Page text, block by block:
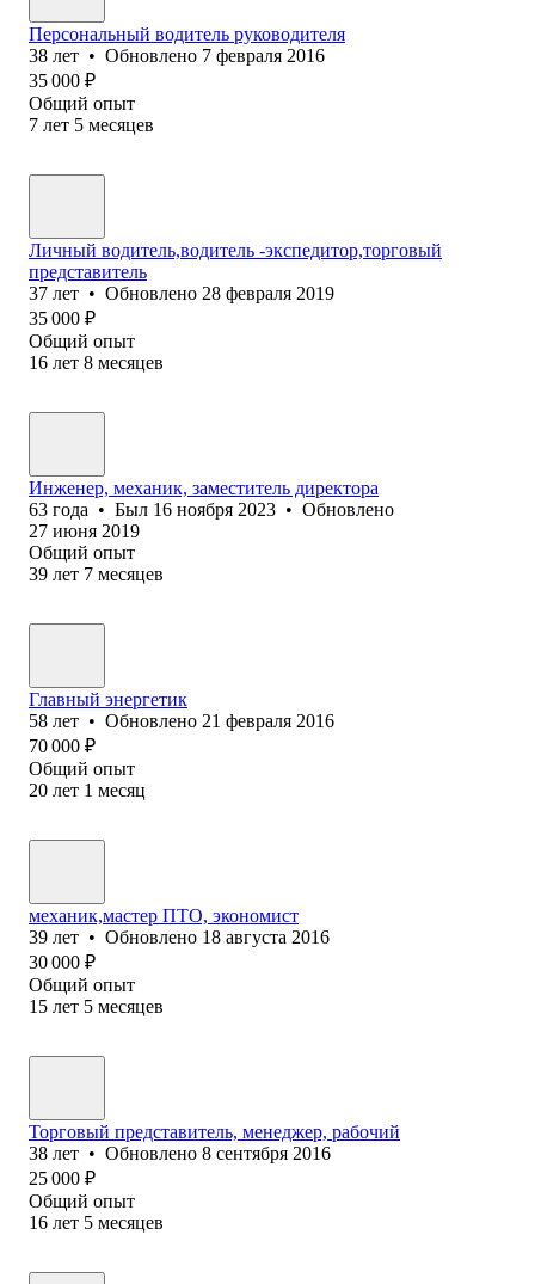
Персональный водитель руководителя
38 лет • Обновлено 7 февраля 2016
35 000 ₽
Общий опыт
7 лет 5 месяцев
Личный водитель,водитель -экспедитор,торговый
представитель
37 лет • Обновлено 28 февраля 2019
35 000 ₽
Общий опыт
16 лет 8 месяцев
Инженер, механик, заместитель директора
63 года • Был 16 ноября 2023 • Обновлено
27 июня 2019
Общий опыт
39 лет 7 месяцев
Главный энергетик
58 лет • Обновлено 21 февраля 2016
70 000 ₽
Общий опыт
20 лет 1 месяц
механик,мастер ПТО, экономист
39 лет • Обновлено 18 августа 2016
30 000 ₽
Общий опыт
15 лет 5 месяцев
Торговый представитель, менеджер, рабочий
38 лет • Обновлено 8 сентября 2016
25 000 ₽
Общий опыт
16 лет 5 месяцев